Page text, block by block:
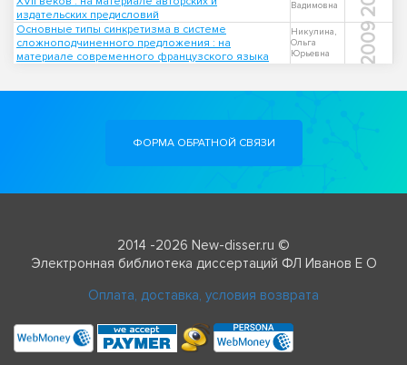
издательских предисловий
Вадимовна
Основные типы синкретизма в системе
сложноподчиненного предложения : на
материале современного французского языка
Никулина,
Ольга
Юрьевна
2009
ФОРМА ОБРАТНОЙ СВЯЗИ
2014 -2026 New-disser.ru ©
Электронная библиотека диссертаций ФЛ Иванов Е О
Оплата, доставка, условия возврата